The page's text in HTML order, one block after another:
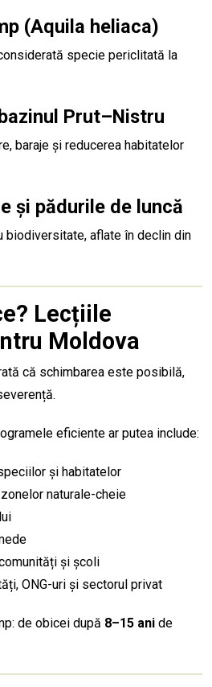
(Aquila heliaca)
specie periclitată la
Prut–Nistru
baraje și reducerea habitatelor
și pădurile de luncă
biodiversitate, aflate în declin din
Lecțiile
Moldova
că schimbarea este posibilă,
eficiente ar putea include:
și habitatelor
naturale-cheie
și școli
ONG-uri și sectorul privat
de obicei după 8–15 ani de